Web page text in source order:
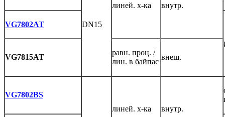
DN15
линей. х-ка внутр.
VG7802AT
VG7815AT
равн. проц. /
лин. в байпас
внеш.
VG7802BS
линей. х-ка внутр.